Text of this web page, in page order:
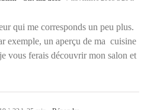
qui me corresponds un peu plus.
exemple, un aperçu de ma cuisine
vous ferais découvrir mon salon et